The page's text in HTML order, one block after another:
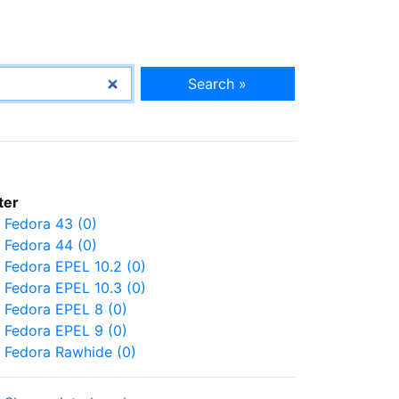
Search »
Fedora 43 (0)
Fedora 44 (0)
Fedora EPEL 10.2 (0)
Fedora EPEL 10.3 (0)
Fedora EPEL 8 (0)
Fedora EPEL 9 (0)
Fedora Rawhide (0)